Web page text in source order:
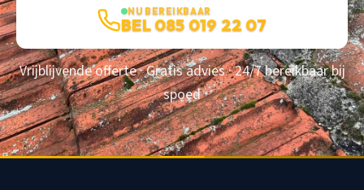
NU BEREIKBAAR
BEL 085 019 22 07
Vrijblijvende offerte · Gratis advies · 24/7 bereikbaar bij
spoed